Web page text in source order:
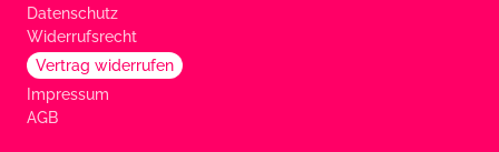
Datenschutz
Widerrufsrecht
Vertrag widerrufen
Impressum
AGB